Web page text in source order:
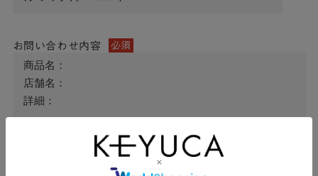
お問い合わせ内容 必須